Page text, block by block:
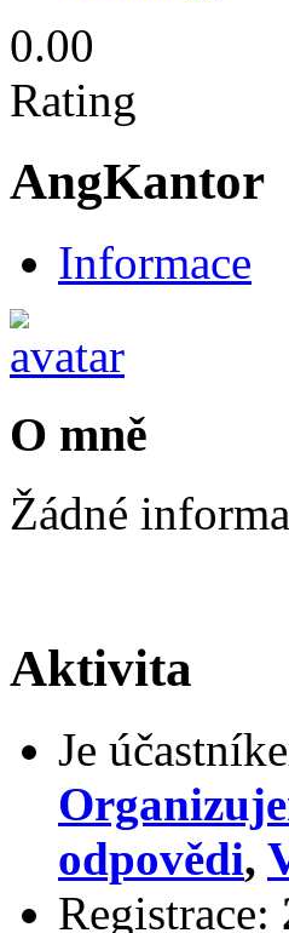
0.00
Rating
AngKantor
Informace
O mně
Žádné
Aktivita
Je
odpovědi,
Registrace: